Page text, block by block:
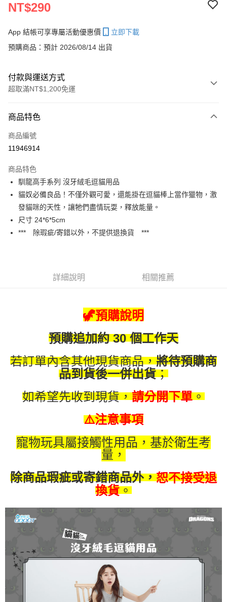
NT$290
App 結帳可享專屬活動優惠價
立即下載
預購商品：預計 2026/08/14 出貨
付款與運送方式
超取滿NT$1,200免運
信用卡一次付款
信用卡分期付款
合作金庫商業銀行
華南商業銀行
上海商業儲蓄銀行
台北富邦商業銀行
國泰世華商業銀行
兆豐國際商業銀行
臺灣中小企業銀行
匯豐（台灣）商業銀行
華泰商業銀行
聯邦商業銀行
遠東國際商業銀行
台灣樂天信用卡公司
超商取貨付款
LINE Pay
Apple Pay
街口支付
【大哥付你分期使用說明】
1.本服務由台灣大哥大提供，台灣大哥大用戶可立即使用無須另外申請。
2.付款方式選擇「大哥付你分期」，訂單成立後會自動跳轉到大哥付的交易
流程，驗證手機門號後，選擇欲分期的期數、繳款截止日，確認付款後即完
3.實際核准額度、可分期數及費用金額請依後續交易確認頁面所載為準。
4.訂單成立30分鐘內，如未前往確認交易或遇審核未通過，訂單將自動取
消。如遇「轉專審核」未通過狀況，表示未達大哥付你分期系統評分，恕無
【繳款方式說明】
2.透過簡訊連結打開帳單後，可選擇「超商條碼／台灣大直營門市／銀行轉
【注意事項】
1.本服務係由「台灣大哥大股份有限公司」（以下簡稱本公司）所提供，讓
用戶於交易時，得透過本服務購買商品或服務，並由商店將買賣／分期付款
買賣價金債權讓與本公司後，依約使用本公司帳單繳交帳款。
2.基於同意付款使用「大哥付你分期」之契約關係目的，商店將以您的個人
資料（包含姓名、電話或地址）提供予台灣大哥大進項蒐集、處理及利用，
3.完整用戶服務條款，請詳閱以下連結：
【關於「AFTEE先享後付」】
AFTEE先享後付是「在收到商品之後才付款」的支付方式。 讓您購物簡單
便利好安心！
１．簡單：不需註冊會員、不需綁卡、不需儲值。
２．便利：只要手機號碼，簡訊認證，即可結帳。
３．安心：先確認商品／服務後，再付款。
１．於結帳方式選擇「AFTEE先享後付」後，將跳轉至「AFTEE先享後付」
結帳頁面，進行簡訊認證並確認金額後，即可完成結帳。
２．訂單成立數日內，您將收到繳費通知簡訊。
３．收到繳費通知簡訊後14天內，點擊此簡訊中的連結，可透過四大超商／
ATM／網路銀行／等多元方式進行付款，方視為交易完成。
購買商品的店家。未經商家同意取消之訂單仍視為有效，需透過AFTEE先享
後付繳納相關費用。
※ 交易是否成功請以「AFTEE先享後付 」之結帳頁面顯示為準，若有關於
客戶支援中心」https://netprotections.freshdesk.com/support/home
１．透過由恩沛科技股份有限公司提供之「AFTEE先享後付」服務完成之交
易，需依本服務之必要範圍內提供個人資料，並將交易相關給付款項請求債
權轉讓予恩沛科技股份有限公司。
２．關於個人資料處理事宜，請瀏覽以下網址：
https://aftee.tw/terms/#terms3
３．未成年的使用者請事先徵得法定代理人或監護人之同意方可使用
「AFTEE先享後付」，若未經同意申辦者引起之損失，本公司不負相關責
運送方式
全家取貨付款(限重5公斤，兩包貓砂以上無法寄送)
每筆NT$80，滿NT$1,200(含以上)免運費
付款後全家取貨
每筆NT$80，滿NT$1,200(含以上)免運費
7-11取貨付款(限重5公斤，兩包貓砂以上無法寄送)
每筆NT$80，滿NT$1,200(含以上)免運費
付款後7-11取貨
每筆NT$80，滿NT$1,200(含以上)免運費
每筆NT$100，滿NT$1,200(含以上)免運費
郵局(下單後不含六日3天出貨、無貨到付款)
每筆NT$150，滿NT$1,500(含以上)免運費
商品特色
商品編號
11946914
商品特色
馴龍高手系列 沒牙絨毛逗貓用品
貓奴必備良品！不僅外觀可愛，還能掛在逗貓棒上當作獵物，激
發貓咪的天性，讓牠們盡情玩耍，釋放能量。
尺寸 24*6*5cm
*** 除瑕疵/寄錯以外，不提供退換貨 ***
詳細說明 相關推薦
🦖預購說明
預購追加約 30 個工作天
若訂單內含其他現貨商品，將待預購商
品到貨後一併出貨；
如希望先收到現貨，請分開下單。
⚠️注意事項
寵物玩具屬接觸性用品，基於衛生考
量，
除商品瑕疵或寄錯商品外，恕不接受退
換貨。